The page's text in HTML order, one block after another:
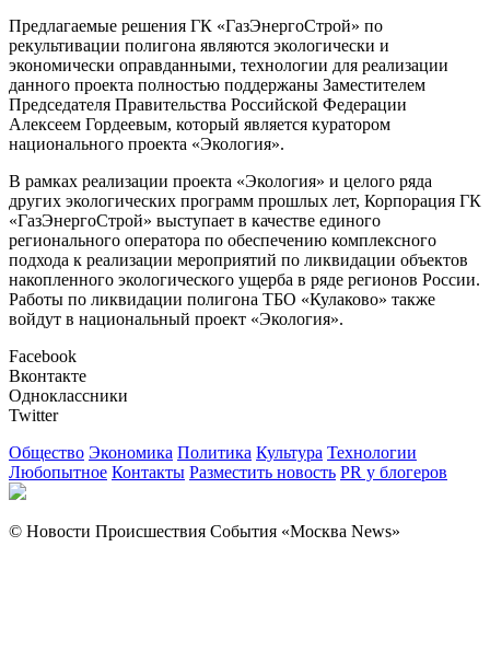
Предлагаемые решения ГК «ГазЭнергоСтрой» по
рекультивации полигона являются экологически и
экономически оправданными, технологии для реализации
данного проекта полностью поддержаны Заместителем
Председателя Правительства Российской Федерации
Алексеем Гордеевым, который является куратором
национального проекта «Экология».
В рамках реализации проекта «Экология» и целого ряда
других экологических программ прошлых лет, Корпорация ГК
«ГазЭнергоСтрой» выступает в качестве единого
регионального оператора по обеспечению комплексного
подхода к реализации мероприятий по ликвидации объектов
накопленного экологического ущерба в ряде регионов России.
Работы по ликвидации полигона ТБО «Кулаково» также
войдут в национальный проект «Экология».
Facebook
Вконтакте
Одноклассники
Twitter
Общество Экономика Политика Культура Технологии
Любопытное Контакты Разместить новость PR у блогеров
© Новости Происшествия События «Москва News»